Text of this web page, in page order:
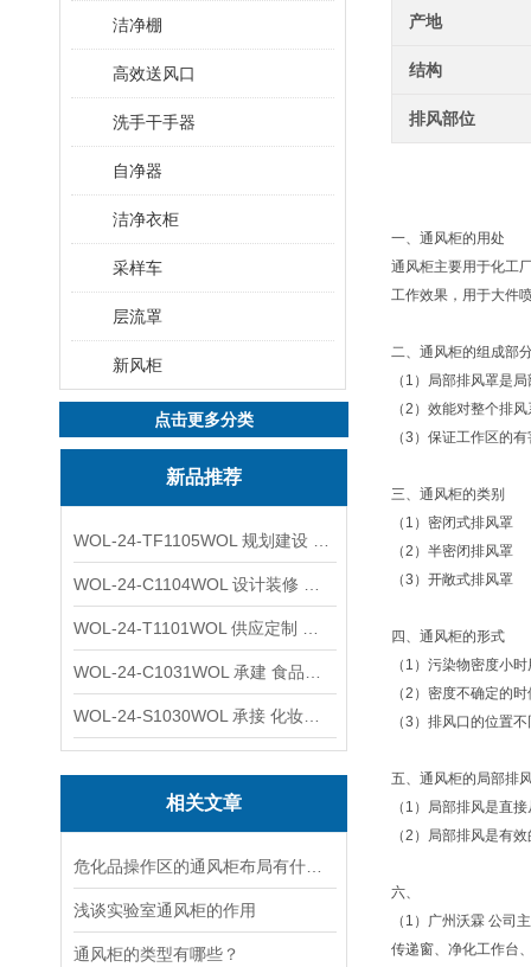
洁净棚
高效送风口
洗手干手器
自净器
洁净衣柜
采样车
层流罩
新风柜
点击更多分类
新品推荐
相关文章
浅谈实验室通风柜的作用
通风柜的类型有哪些？
产地
结构
排风部位
一、通风柜的用处
通风柜主要用于化工
工作效果，用于大件
二、通风柜的组成部
（1）局部排风罩是
（2）效能对整个排
（3）保证工作区的
三、通风柜的类别
（1）密闭式排风罩
（2）半密闭排风罩
（3）开敞式排风罩
四、通风柜的形式
（1）污染物密度小
（2）密度不确定的
（3）排风口的位置
五、通风柜的局部排
（1）局部排风是直
（2）局部排风是有
六、
（1）广州沃霖 公司
传递窗、净化工作台